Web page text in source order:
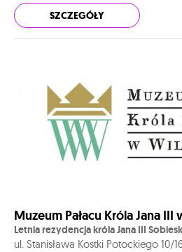
SZCZEGÓŁY
Muzeum Pałacu Króla Jana
Letnia rezydencja króla Jana III
ul. Stanisława Kostki Potockiego 10/